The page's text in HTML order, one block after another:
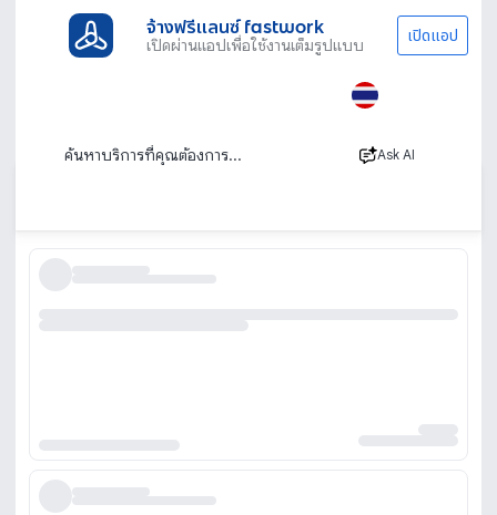
จ้างฟรีแลนซ์ fastwork
เปิดผ่านแอปเพื่อใช้งานเต็มรูปแบบ เปิดแอป
Ask AI
Focus Group
ทำ Focus Group สนทนากลุ่ม สัมภาษณ์ผู้บริโภค
ทดสอบผลิตภัณฑ์